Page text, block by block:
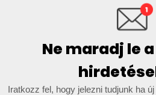
Ne maradj le
Iratkozz fel, hogy jelezni tudjunk ha